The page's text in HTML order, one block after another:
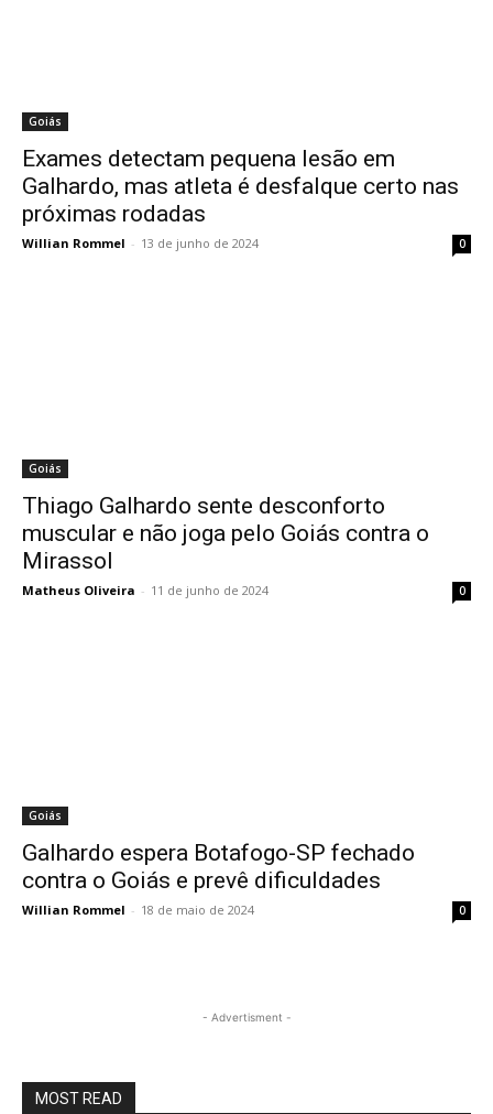
Goiás
Exames detectam pequena lesão em
Galhardo, mas atleta é desfalque certo nas
próximas rodadas
Willian Rommel - 13 de junho de 2024 0
Goiás
Thiago Galhardo sente desconforto
muscular e não joga pelo Goiás contra o
Mirassol
Matheus Oliveira - 11 de junho de 2024 0
Goiás
Galhardo espera Botafogo-SP fechado
contra o Goiás e prevê dificuldades
Willian Rommel - 18 de maio de 2024 0
- Advertisment -
MOST READ